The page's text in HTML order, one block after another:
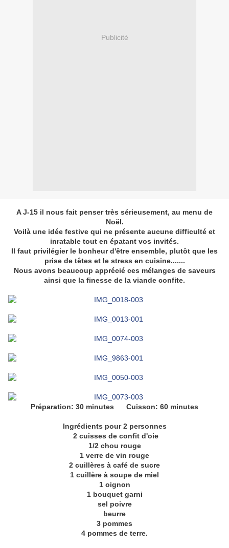
Publicité
A J-15 il nous fait penser très sérieusement, au menu de
Noël.
Voilà une idée festive qui ne présente aucune difficulté et
inratable tout en épatant vos invités.
Il faut privilégier le bonheur d'être ensemble, plutôt que les
prise de têtes et le stress en cuisine.......
Nous avons beaucoup apprécié ces mélanges de saveurs
ainsi que la finesse de la viande confite.
Préparation: 30 minutes Cuisson: 60 minutes
Ingrédients pour 2 personnes
2 cuisses de confit d'oie
1/2 chou rouge
1 verre de vin rouge
2 cuillères à café de sucre
1 cuillère à soupe de miel
1 oignon
1 bouquet garni
sel poivre
beurre
3 pommes
4 pommes de terre.